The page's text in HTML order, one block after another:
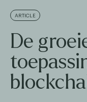
ARTICLE
De